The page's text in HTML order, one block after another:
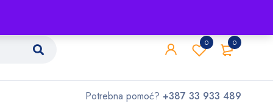
0
0
Potrebna pomoć? +387 33 933 489